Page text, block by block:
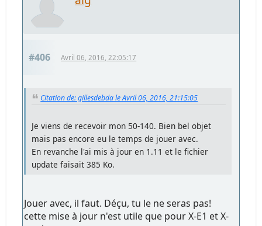
#406 Avril 06, 2016, 22:05:17
Citation de: gillesdebda le Avril 06, 2016, 21:15:05
Je viens de recevoir mon 50-140. Bien bel objet
mais pas encore eu le temps de jouer avec.
En revanche l'ai mis à jour en 1.11 et le fichier
update faisait 385 Ko.
Jouer avec, il faut. Déçu, tu le ne seras pas!
cette mise à jour n'est utile que pour X-E1 et X-